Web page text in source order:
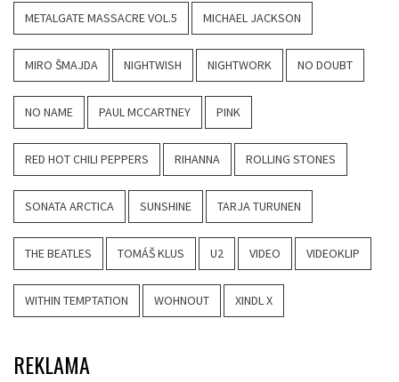
METALGATE MASSACRE VOL.5 MICHAEL JACKSON
MIRO ŠMAJDA NIGHTWISH NIGHTWORK NO DOUBT
NO NAME PAUL MCCARTNEY PINK
RED HOT CHILI PEPPERS RIHANNA ROLLING STONES
SONATA ARCTICA SUNSHINE TARJA TURUNEN
THE BEATLES TOMÁŠ KLUS U2 VIDEO VIDEOKLIP
WITHIN TEMPTATION WOHNOUT XINDL X
REKLAMA